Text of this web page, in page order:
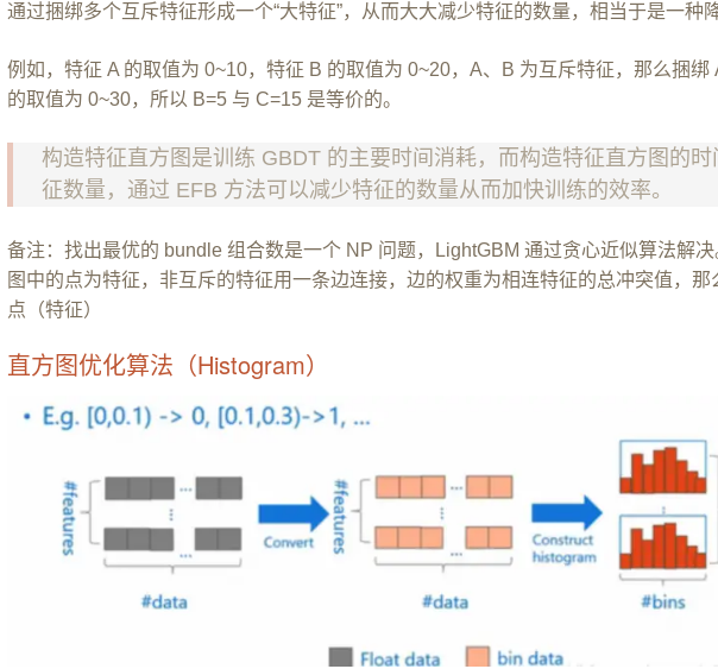
通过捆绑多个互斥特征形成一个“大特征”，从而大大减少特征的数量，相当于是一种
例如，特征 A 的取值为 0~10，特征 B 的取值为 0~20，A、B 为互斥特征，那么捆绑
的取值为 0~30，所以 B=5 与 C=15 是等价的。
构造特征直方图是训练 GBDT 的主要时间消耗，而构造特征直方图的
征数量，通过 EFB 方法可以减少特征的数量从而加快训练的效率。
备注：找出最优的 bundle 组合数是一个 NP 问题，LightGBM 通过贪心近似算法解决
图中的点为特征，非互斥的特征用一条边连接，边的权重为相连特征的总冲突值，
点（特征）
直方图优化算法（Histogram）